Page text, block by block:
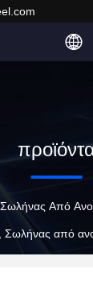
Σωλήνας Από
από